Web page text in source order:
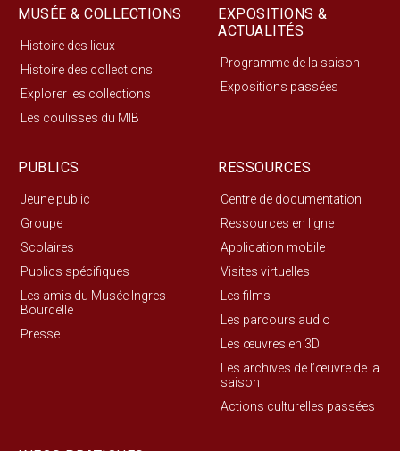
MUSÉE & COLLECTIONS
Histoire des lieux
Histoire des collections
Explorer les collections
Les coulisses du MIB
EXPOSITIONS &
ACTUALITÉS
Programme de la saison
Expositions passées
PUBLICS
Jeune public
Groupe
Scolaires
Publics spécifiques
Les amis du Musée Ingres-
Bourdelle
Presse
RESSOURCES
Centre de documentation
Ressources en ligne
Application mobile
Visites virtuelles
Les films
Les parcours audio
Les œuvres en 3D
Les archives de l’œuvre de la
saison
Actions culturelles passées